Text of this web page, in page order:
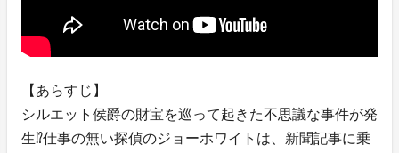
【あらすじ】
シルエット侯爵の財宝を巡って起きた不思議な事件が発
生⁉仕事の無い探偵のジョーホワイトは、新聞記事に乗